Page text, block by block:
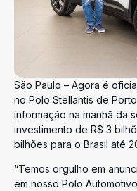
São Paulo – Agora é
no Polo Stellantis de
informação na manhã da
investimento de R$ 3
bilhões para o Brasil até
“Temos orgulho em
em nosso Polo